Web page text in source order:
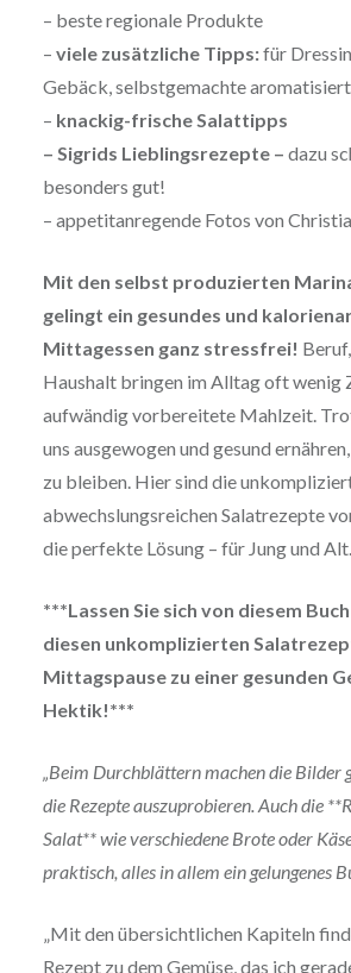
– beste regionale Produkte
– viele zusätzliche Tipps:für
Gebäck, selbstgemachte
– knackig-frische Salattipps
– Sigrids Lieblingsrezepte – dazu
besonders gut!
– appetitanregende Fotos von
Mit den selbst produzierten
gelingt ein gesundes und
Mittagessen ganz stressfrei!
Haushalt bringen im Alltag oft wenig
aufwändig vorbereitete Mahlzeit.
uns ausgewogen und gesund
zu bleiben. Hier sind die
abwechslungsreichen Salatrezepte
die perfekte Lösung – für Jung und Alt.
***Lassen Sie sich von diesem
diesen unkomplizierten
Mittagspause zu einer gesunden
Hektik!***
„Beim Durchblättern machen die Bilder
die Rezepte auszuprobieren. Auch die
Salat** wie verschiedene Brote oder
praktisch, alles in allem ein gelungenes
„Mit den übersichtlichen Kapiteln
Rezept zu dem Gemüse, das ich